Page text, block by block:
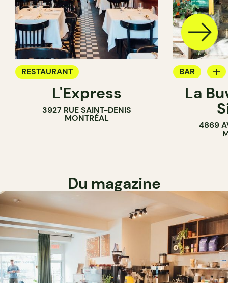
RESTAURANT
L'Express
3927 RUE SAINT-DENIS
MONTRÉAL
BAR
BAR À VIN
La
4869
Du magazine